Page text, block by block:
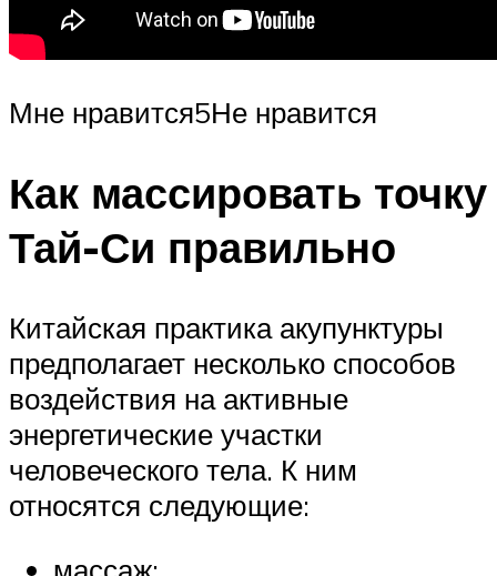
Мне нравится5Не нравится
Как массировать точку
Тай-Си правильно
Китайская практика акупунктуры
предполагает несколько способов
воздействия на активные
энергетические участки
человеческого тела. К ним
относятся следующие:
массаж;